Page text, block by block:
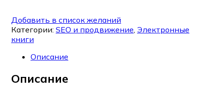
Добавить в список желаний
Категории: SEO и продвижение, Электронные
книги
Описание
Описание